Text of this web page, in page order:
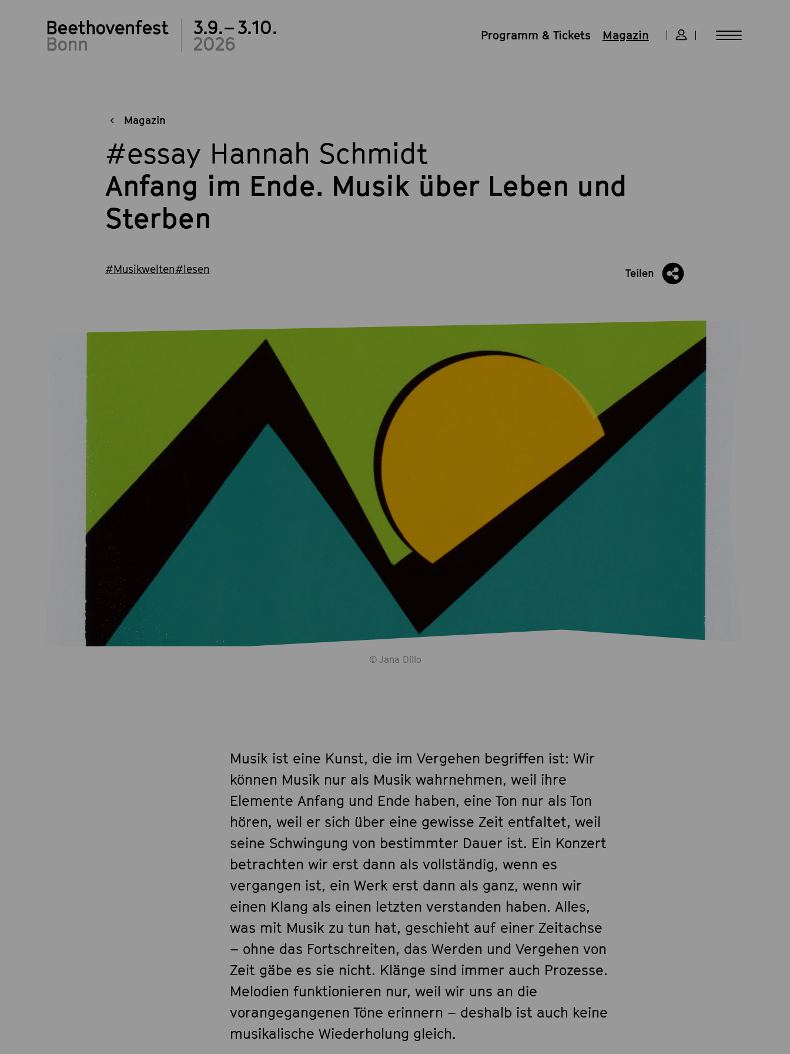
3.9.– 3.10.
2026 Programm & Tickets Magazin
Magazin
#essay Hannah Schmidt
Anfang im Ende. Musik über Leben und
Sterben
#Musikwelten#lesen Teilen
© Jana Dillo
Musik ist eine Kunst, die im Vergehen begriffen ist: Wir
können Musik nur als Musik wahrnehmen, weil ihre
Elemente Anfang und Ende haben, eine Ton nur als Ton
hören, weil er sich über eine gewisse Zeit entfaltet, weil
seine Schwingung von bestimmter Dauer ist. Ein Konzert
betrachten wir erst dann als vollständig, wenn es
vergangen ist, ein Werk erst dann als ganz, wenn wir
einen Klang als einen letzten verstanden haben. Alles,
was mit Musik zu tun hat, geschieht auf einer Zeitachse
– ohne das Fortschreiten, das Werden und Vergehen von
Zeit gäbe es sie nicht. Klänge sind immer auch Prozesse.
Melodien funktionieren nur, weil wir uns an die
vorangegangenen Töne erinnern – deshalb ist auch keine
musikalische Wiederholung gleich.